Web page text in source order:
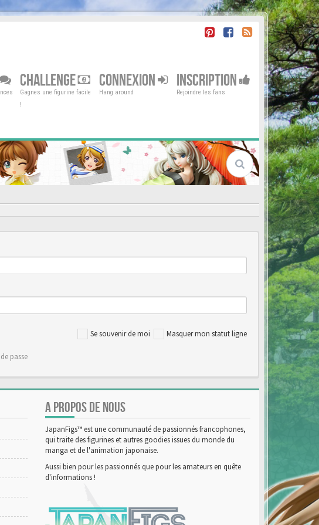
CHALLENGE
Gagnes une figurine facile
!
CONNEXION
Hang around
INSCRIPTION
Rejoindre les fans
Se souvenir de moi Masquer mon statut ligne
passe
A PROPOS DE NOUS
JapanFigs™ est une communauté de passionnés francophones,
qui traite des figurines et autres goodies issues du monde du
manga et de l'animation japonaise.
Aussi bien pour les passionnés que pour les amateurs en quête
d'informations !